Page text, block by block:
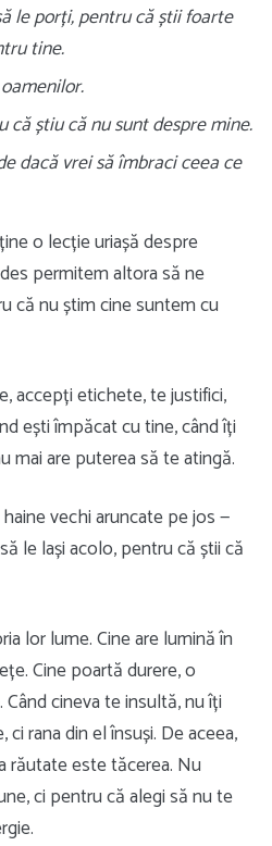
le porți, pentru că știi foarte
tine.
că știu că nu sunt despre mine.
dacă vrei să îmbraci ceea ce
o lecție uriașă despre
permitem altora să ne
că nu știm cine suntem cu
accepți etichete, te justifici,
ești împăcat cu tine, când îți
mai are puterea să te atingă.
vechi aruncate pe jos —
le lași acolo, pentru că știi că
lor lume. Cine are lumină în
Cine poartă durere, o
cineva te insultă, nu îți
rana din el însuși. De aceea,
răutate este tăcerea. Nu
ci pentru că alegi să nu te